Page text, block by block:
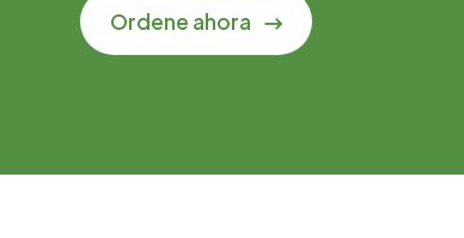
Ordene ahora